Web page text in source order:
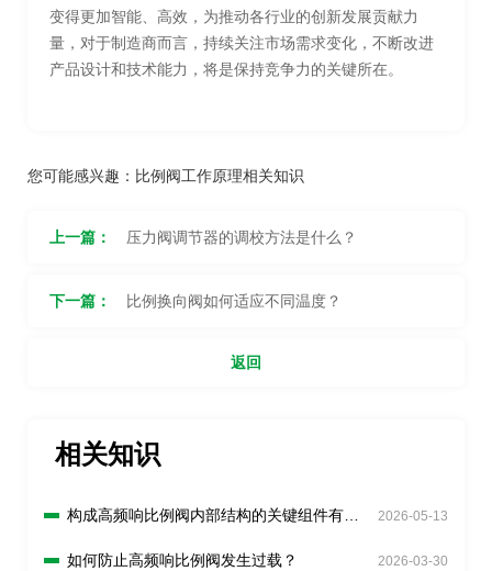
变得更加智能、高效，为推动各行业的创新发展贡献力
量，对于制造商而言，持续关注市场需求变化，不断改进
产品设计和技术能力，将是保持竞争力的关键所在。
您可能感兴趣： 比例阀工作原理相关知识
上一篇： 压力阀调节器的调校方法是什么？
下一篇： 比例换向阀如何适应不同温度？
返回
相关知识
构成高频响比例阀内部结构的关键组件有哪
2026-05-13
如何防止高频响比例阀发生过载？ 2026-03-30